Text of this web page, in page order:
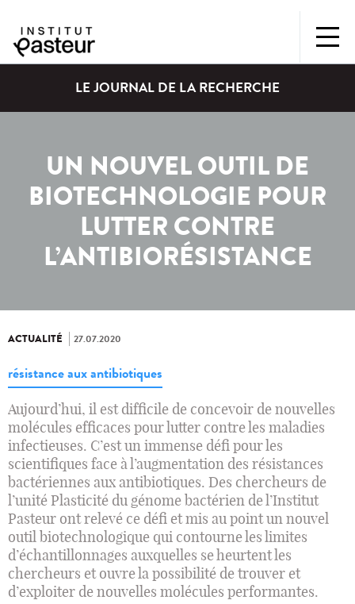
LE JOURNAL DE LA RECHERCHE
UN NOUVEL OUTIL DE
BIOTECHNOLOGIE POUR
LUTTER CONTRE
L’ANTIBIORÉSISTANCE
ACTUALITÉ 27.07.2020
résistance aux antibiotiques
Aujourd’hui, il est difficile de concevoir de nouvelles
molécules efficaces pour lutter contre les maladies
infectieuses. C’est un immense défi pour les
scientifiques face à l’augmentation des résistances
bactériennes aux antibiotiques. Des chercheurs de
l’unité Plasticité du génome bactérien de l’Institut
Pasteur ont relevé ce défi et mis au point un nouvel
outil biotechnologique qui contourne les limites
d’échantillonnages auxquelles se heurtent les
chercheurs et ouvre la possibilité de trouver et
d’exploiter de nouvelles molécules performantes.